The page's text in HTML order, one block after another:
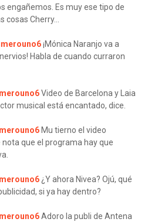
engañemos. Es muy ese tipo de
cosas Cherry...
¡Mónica Naranjo va a
Habla de cuando curraron
Video de Barcelona y Laia
musical está encantado, dice.
Mu tierno el video
que el programa hay que
¿Y ahora Nivea? Ojú, qué
si ya hay dentro?
Adoro la publi de Antena